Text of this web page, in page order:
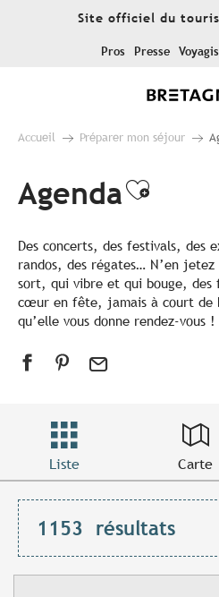
Site officiel du
Pros Presse
Accueil Préparer mon séjour
Agenda
Des concerts, des festivals, des
randos, des régates… N’en
sort, qui vibre et qui bouge, des
cœur en fête, jamais à court de
qu’elle vous donne rendez-vous !
Liste Carte
1153 résultats